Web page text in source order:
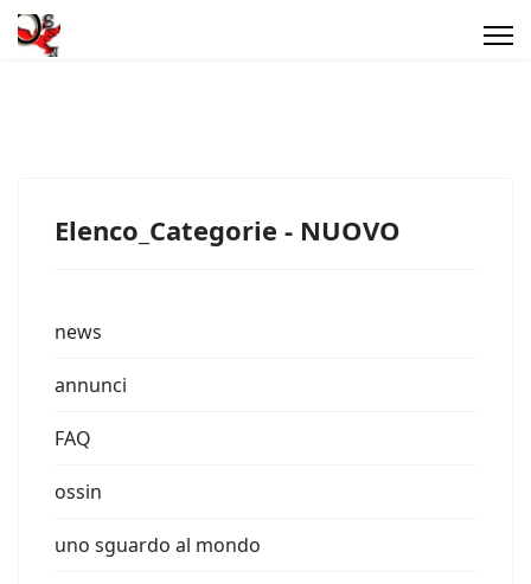
Elenco_Categorie - NUOVO
news
annunci
FAQ
ossin
uno sguardo al mondo